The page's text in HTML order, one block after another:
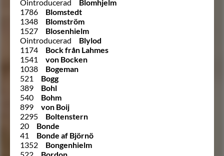
Ointroducerad
Blomhjelm
1786
Blomstedt
1348
Blomström
1527
Blosenhielm
Ointroducerad
Blylod
1174
Bock från Lahmes
1541
von Bocken
1038
Bogeman
521
Bogg
389
Bohl
540
Bohm
899
von Boij
2295
Boltenstern
20
Bonde
41
Bonde af Björnö
1352
Bongenhielm